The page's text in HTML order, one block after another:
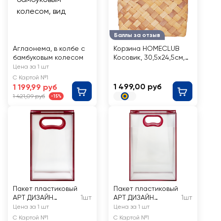
Аглаонема, в колбе с
бамбуковым колесом
Цена за 1 шт
С Картой №1
1 199,99 руб
1 421,09 руб -15%
Баллы за отзыв
Корзина HOMECLUB
Косовик, 30,5х24,5см,
1 499,00 руб
Пакет пластиковый
АРТ ДИЗАЙН
прозрачный, S
15х24х8см
1шт
Цена за 1 шт
С Картой №1
Пакет пластиковый
АРТ ДИЗАЙН
прозрачный, L
24х35х10см
1шт
Цена за 1 шт
С Картой №1